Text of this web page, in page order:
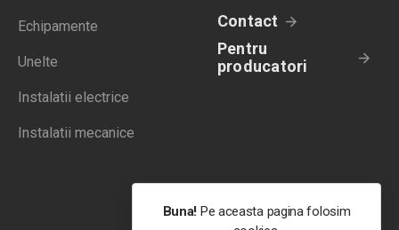
Echipamente
Unelte
Instalatii electrice
Instalatii mecanice
Contact
Pentru
producatori
Buna! Pe aceasta pagina folosim